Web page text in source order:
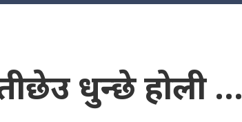
धुन्छे होली ...